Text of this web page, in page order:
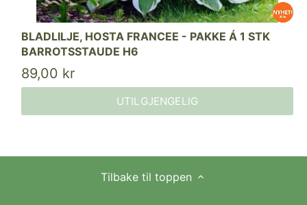
BLADLILJE, HOSTA FRANCEE - PAKKE Á 1 STK
BARROTSSTAUDE H6
89,00 kr
UTILGJENGELIG
Tilbake til toppen